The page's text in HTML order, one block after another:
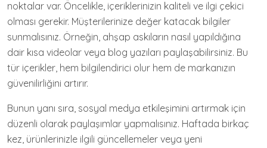
noktalar var. Öncelikle, içeriklerinizin kaliteli ve ilgi çekici
olması gerekir. Müşterilerinize değer katacak bilgiler
sunmalısınız. Örneğin, ahşap askıların nasıl yapıldığına
dair kısa videolar veya blog yazıları paylaşabilirsiniz. Bu
tür içerikler, hem bilgilendirici olur hem de markanızın
güvenilirliğini artırır.
Bunun yanı sıra, sosyal medya etkileşimini artırmak için
düzenli olarak paylaşımlar yapmalısınız. Haftada birkaç
kez, ürünlerinizle ilgili güncellemeler veya yeni